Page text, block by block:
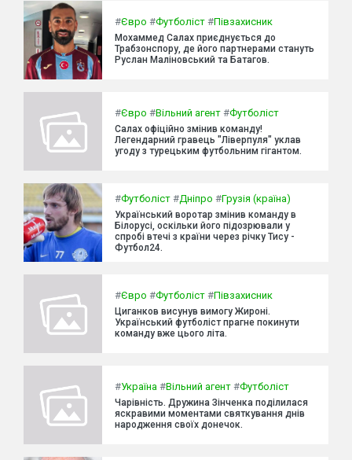
#Євро #Футболіст #Півзахисник
Мохаммед Салах приєднується до
Трабзонспору, де його партнерами стануть
Руслан Маліновський та Батагов.
#Євро #Вільний агент #Футболіст
Салах офіційно змінив команду!
Легендарний гравець "Ліверпуля" уклав
угоду з турецьким футбольним гігантом.
#Футболіст #Дніпро #Грузія (країна)
Український воротар змінив команду в
Білорусі, оскільки його підозрювали у
спробі втечі з країни через річку Тису -
Футбол24.
#Євро #Футболіст #Півзахисник
Циганков висунув вимогу Жироні.
Український футболіст прагне покинути
команду вже цього літа.
#Україна #Вільний агент #Футболіст
Чарівність. Дружина Зінченка поділилася
яскравими моментами святкування днів
народження своїх донечок.